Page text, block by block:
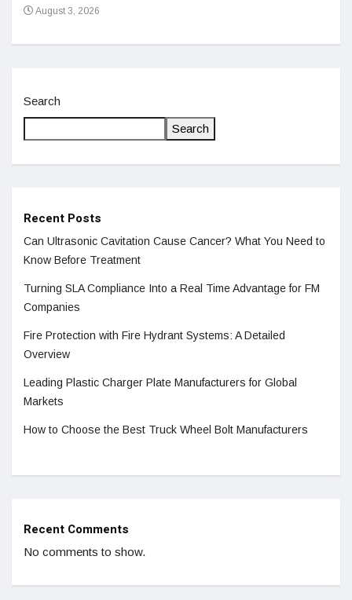
August 3, 2026
Search
Search
Recent Posts
Can Ultrasonic Cavitation Cause Cancer? What You Need to
Know Before Treatment
Turning SLA Compliance Into a Real Time Advantage for FM
Companies
Fire Protection with Fire Hydrant Systems: A Detailed
Overview
Leading Plastic Charger Plate Manufacturers for Global
Markets
How to Choose the Best Truck Wheel Bolt Manufacturers
Recent Comments
No comments to show.